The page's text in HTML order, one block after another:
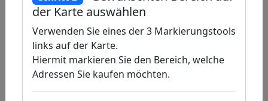
der Karte auswählen
Verwenden Sie eines der 3 Markierungstools
links auf der Karte.
Hiermit markieren Sie den Bereich, welche
Adressen Sie kaufen möchten.